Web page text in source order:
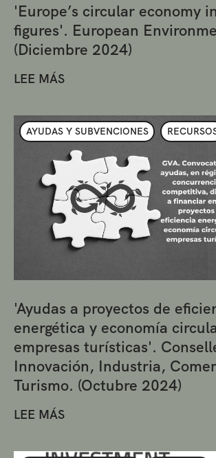
'Europe’s circular economy
figures'. European
(Diciembre 2024)
LEE MÁS
AYUDAS Y SUBVENCIONES
'Ayudas a proyectos de
energética y economía
empresas turísticas'.
Innovación, Industria,
Turismo. (Octubre 2024)
LEE MÁS